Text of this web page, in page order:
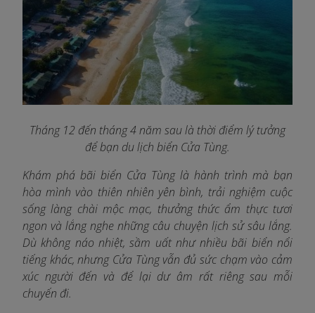
Tháng 12 đến tháng 4 năm sau là thời điểm lý tưởng
để bạn du lịch biển Cửa Tùng.
Khám phá bãi biển Cửa Tùng là hành trình mà bạn
hòa mình vào thiên nhiên yên bình, trải nghiệm cuộc
sống làng chài mộc mạc, thưởng thức ẩm thực tươi
ngon và lắng nghe những câu chuyện lịch sử sâu lắng.
Dù không náo nhiệt, sầm uất như nhiều bãi biển nổi
tiếng khác, nhưng Cửa Tùng vẫn đủ sức chạm vào cảm
xúc người đến và để lại dư âm rất riêng sau mỗi
chuyến đi.